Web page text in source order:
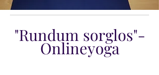
"Rundum sorglos"-
Onlineyoga